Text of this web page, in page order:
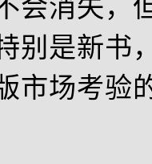
会消失，
别是新书
市场考验